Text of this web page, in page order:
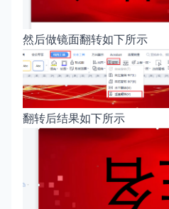
然后做镜面翻转如下所示
翻转后结果如下所示